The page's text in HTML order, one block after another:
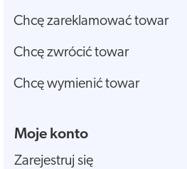
Chcę zareklamować towar
Chcę zwrócić towar
Chcę wymienić towar
Moje konto
Zarejestruj się